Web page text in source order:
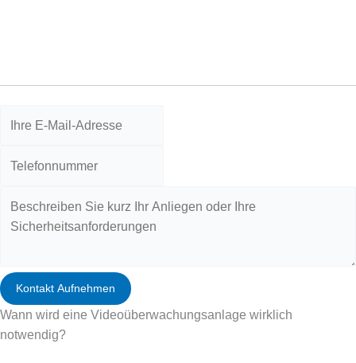
Kontakt Aufnehmen
Wann wird eine Videoüberwachungsanlage wirklich
notwendig?